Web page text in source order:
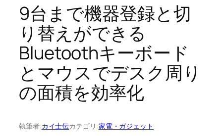
9台まで機器登録と切
り替えができる
Bluetoothキーボード
とマウスでデスク周り
の面積を効率化
執筆者:カイ士伝カテゴリ:家電・ガジェット